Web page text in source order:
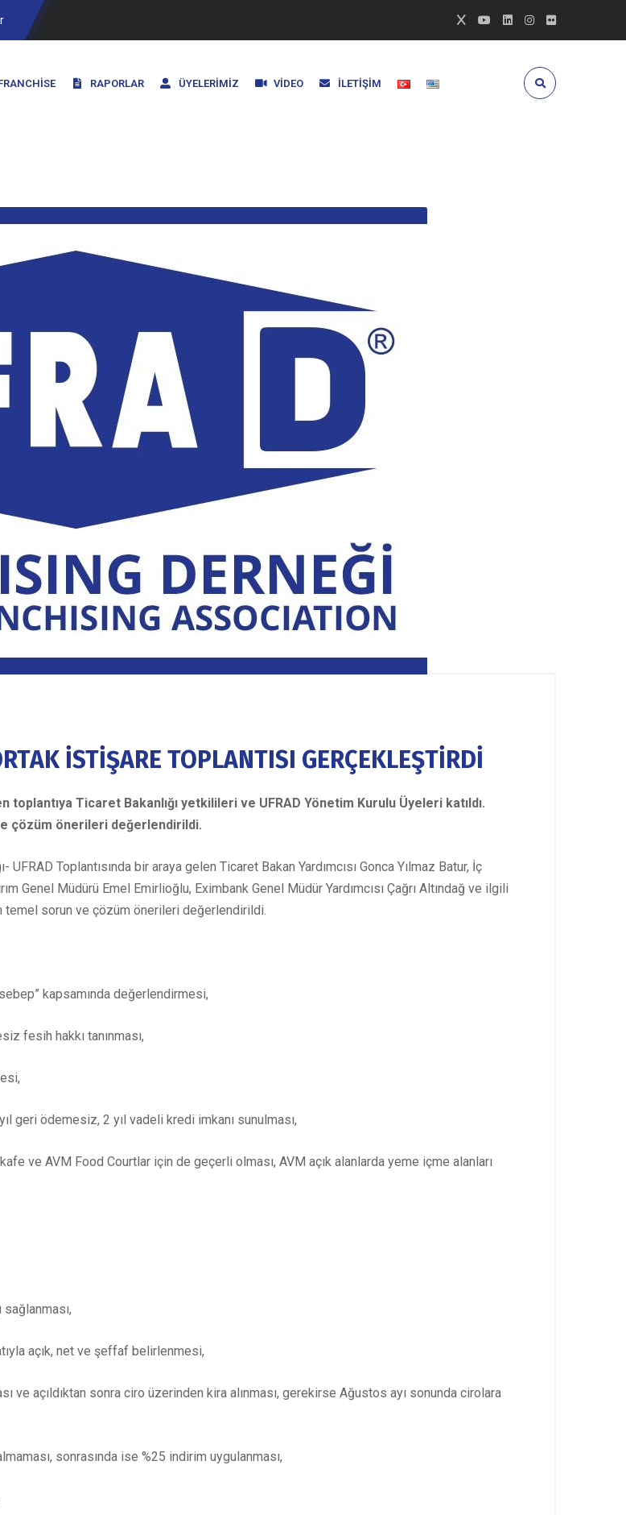
RAPORLAR ÜYELERIMIZ VIDEO İLETIŞIM
İSTİŞARE TOPLANTISI GERÇEKLEŞTİRDİ
Ticaret Bakanlığı yetkilileri ve UFRAD Yönetim Kurulu Üyeleri katıldı.
çözüm önerileri değerlendirildi.
Toplantısında bir araya gelen Ticaret Bakan Yardımcısı Gonca Yılmaz Batur, İç
Genel Müdürü Emel Emirlioğlu, Eximbank Genel Müdür Yardımcısı Çağrı Altındağ ve ilgili
temel sorun ve çözüm önerileri değerlendirildi.
kapsamında değerlendirmesi,
fesih hakkı tanınması,
geri ödemesiz, 2 yıl vadeli kredi imkanı sunulması,
ve AVM Food Courtlar için de geçerli olması, AVM açık alanlarda yeme içme alanları
açık, net ve şeffaf belirlenmesi,
ve açıldıktan sonra ciro üzerinden kira alınması, gerekirse Ağustos ayı sonunda cirolara
sonrasında ise %25 indirim uygulanması,